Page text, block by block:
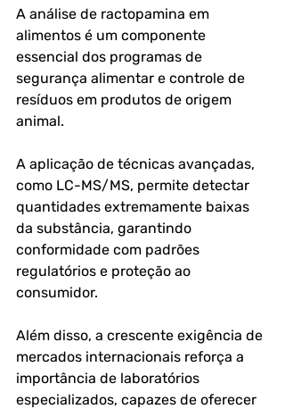
A análise de ractopamina em
alimentos é um componente
essencial dos programas de
segurança alimentar e controle de
resíduos em produtos de origem
animal.
A aplicação de técnicas avançadas,
como LC-MS/MS, permite detectar
quantidades extremamente baixas
da substância, garantindo
conformidade com padrões
regulatórios e proteção ao
consumidor.
Além disso, a crescente exigência de
mercados internacionais reforça a
importância de laboratórios
especializados, capazes de oferecer